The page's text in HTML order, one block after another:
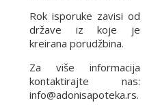
Rok isporuke zavisi od
države iz koje je
kreirana porudžbina.
Za više informacija
kontaktirajte nas:
info@adonisapoteka.rs.